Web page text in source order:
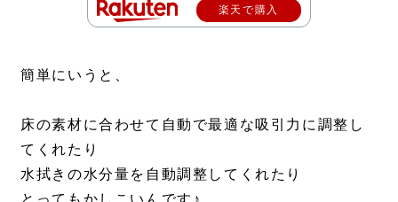
楽天で購入
簡単にいうと、
床の素材に合わせて自動で最適な吸引力に調整し
てくれたり
水拭きの水分量を自動調整してくれたり
とってもかしこいんです♪